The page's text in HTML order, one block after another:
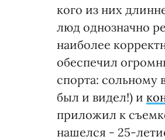
кого из них
люд однозначно
наиболее
обеспечил
спорта: сольному
был и видел!) и
приложил к
нашелся - 25-